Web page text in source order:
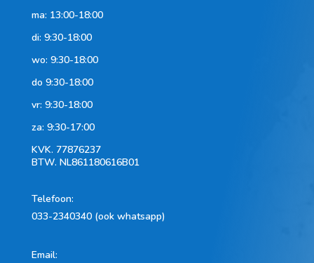
ma: 13:00-18:00
di: 9:30-18:00
wo: 9:30-18:00
do 9:30-18:00
vr: 9:30-18:00
za: 9:30-17:00
KVK. 77876237
BTW. NL861180616B01
Telefoon:
033-2340340 (ook whatsapp)
Email: